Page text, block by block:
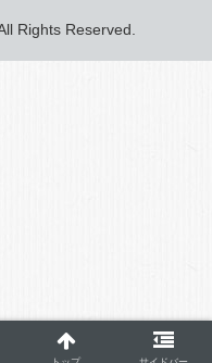
Rights Reserved.